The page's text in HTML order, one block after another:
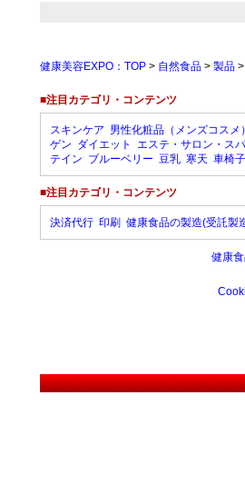
健康美容EXPO：TOP > 自然食品 > 製品 >
■注目カテゴリ・コンテンツ
スキンケア 男性化粧品（メンズコスメ）
ゲン ダイエット エステ・サロン・ス
テイン ブルーベリー 豆乳 寒天 車椅子
■注目カテゴリ・コンテンツ
決済代行 印刷 健康食品の製造(受託製
健康